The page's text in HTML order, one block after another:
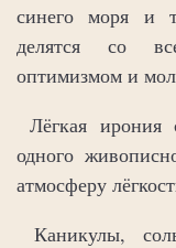
синего моря и
делятся со
оптимизмом и
Лёгкая ирония
одного
атмосферу
Каникулы,